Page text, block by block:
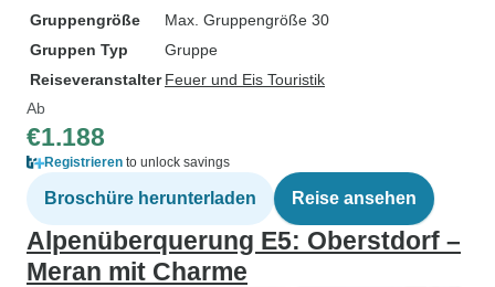
Gruppengröße
Max. Gruppengröße 30
Gruppen Typ
Gruppe
Reiseveranstalter Feuer und Eis Touristik
Ab
€1.188
Registrieren to unlock savings
Broschüre herunterladen Reise ansehen
Alpenüberquerung E5: Oberstdorf –
Meran mit Charme